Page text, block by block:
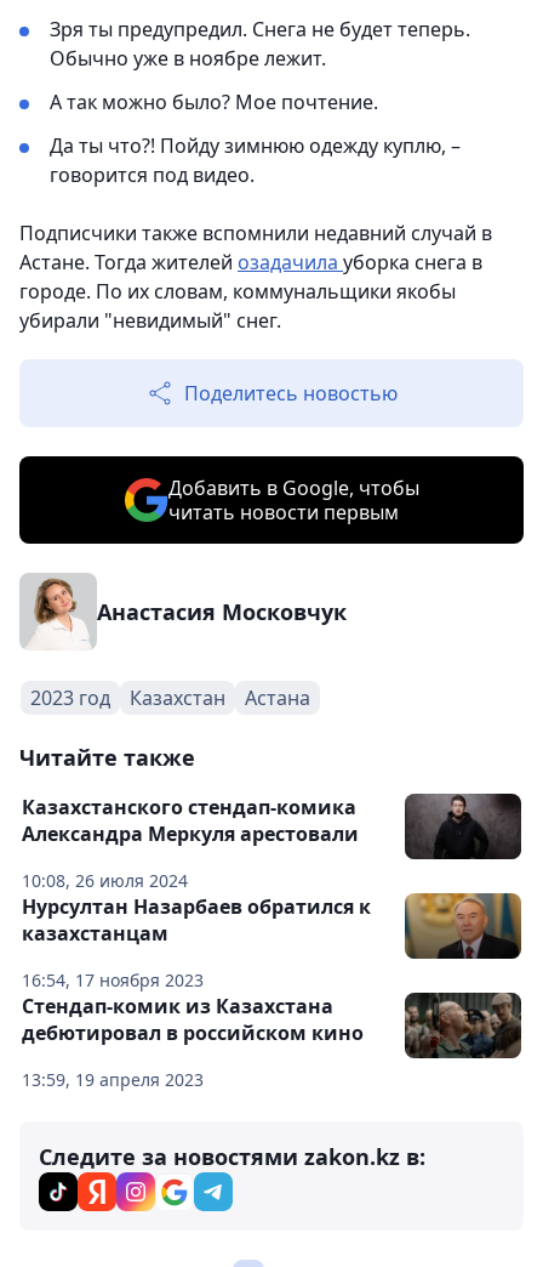
Зря ты предупредил. Снега не будет теперь.
Обычно уже в ноябре лежит.
А так можно было? Мое почтение.
Да ты что?! Пойду зимнюю одежду куплю, –
говорится под видео.
Подписчики также вспомнили недавний случай в
Астане. Тогда жителей озадачила уборка снега в
городе. По их словам, коммунальщики якобы
убирали "невидимый" снег.
Поделитесь новостью
Добавить в Google, чтобы
читать новости первым
Анастасия Московчук
2023 год Казахстан Астана
Читайте также
10:08, 26 июля 2024
Казахстанского стендап-комика
Александра Меркуля арестовали
16:54, 17 ноября 2023
Нурсултан Назарбаев обратился к
казахстанцам
13:59, 19 апреля 2023
Стендап-комик из Казахстана
дебютировал в российском кино
Следите за новостями zakon.kz в: